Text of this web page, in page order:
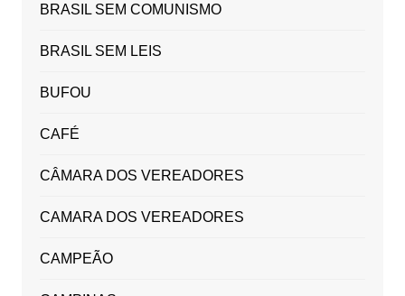
BRASIL SEM COMUNISMO
BRASIL SEM LEIS
BUFOU
CAFÉ
CÂMARA DOS VEREADORES
CAMARA DOS VEREADORES
CAMPEÃO